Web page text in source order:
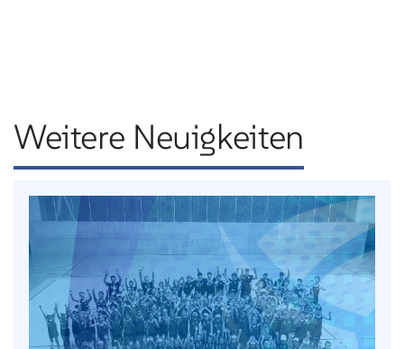
Weitere Neuigkeiten